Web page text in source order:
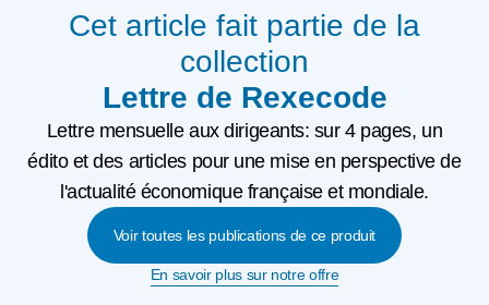
Cet article fait partie de la
collection
Lettre de Rexecode
Lettre mensuelle aux dirigeants: sur 4 pages, un
édito et des articles pour une mise en perspective de
l'actualité économique française et mondiale.
Voir toutes les publications de ce produit
En savoir plus sur notre offre